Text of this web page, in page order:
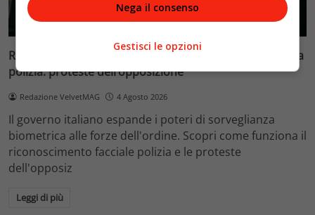
Politica
Riconoscimento facciale, il governo accelera i poteri alla
polizia: proteste dell’opposizione
Redazione VelvetMAG 4 Agosto 2026
Il governo italiano espande i poteri di sorveglianza
biometrica alle forze dell'ordine. Scopri come funziona il
riconoscimento facciale polizia e le proteste
dell'opposiz
Leggi di più
Nega il consenso
Gestisci le opzioni